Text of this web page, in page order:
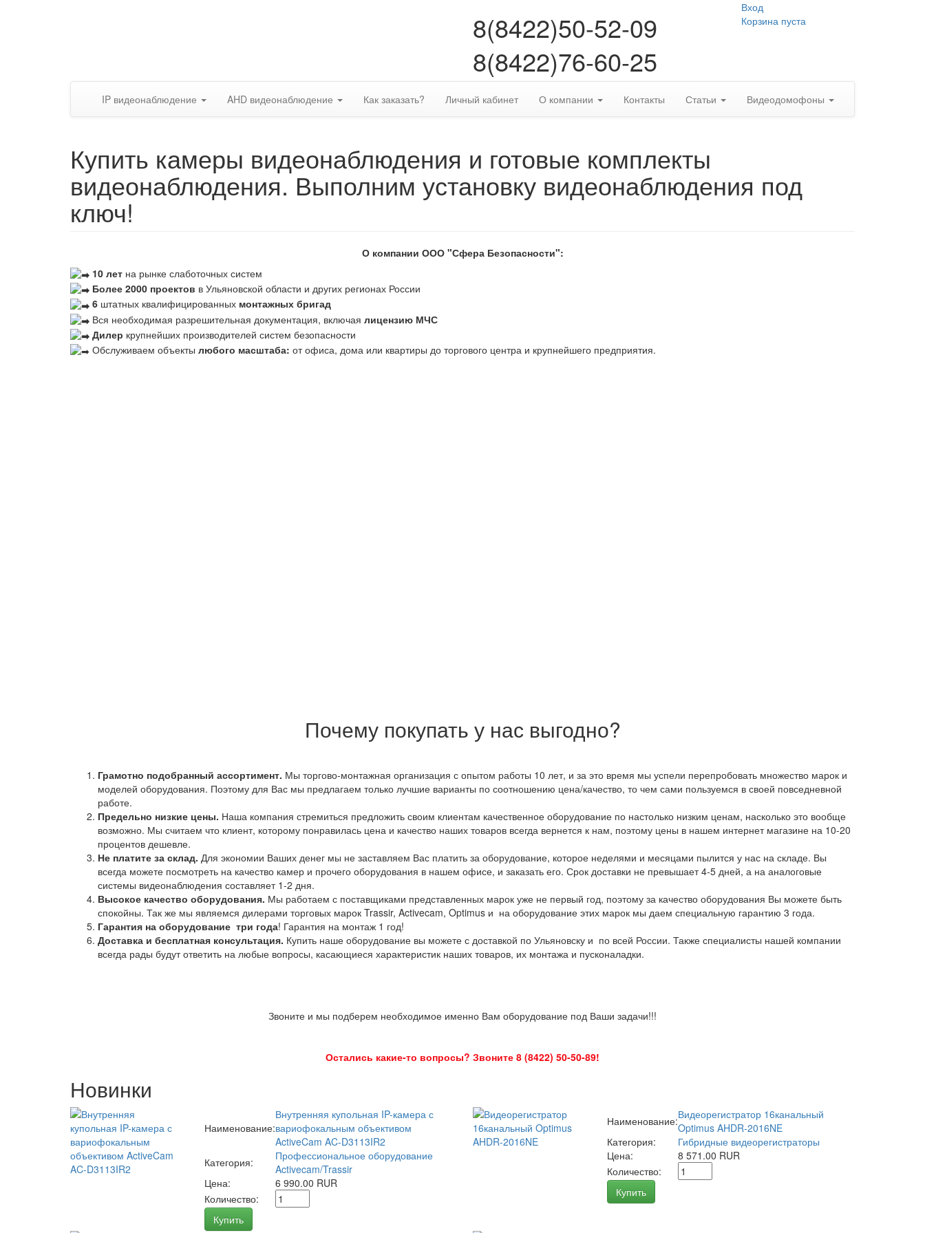
8(8422)50-52-09
8(8422)76-60-25
Вход
Корзина пуста
IP видеонаблюдение AHD видеонаблюдение Как заказать? Личный кабинет О компании Контакты Статьи Видеодомофоны
Купить камеры видеонаблюдения и готовые комплекты
видеонаблюдения. Выполним установку видеонаблюдения под
ключ!
О компании ООО "Сфера Безопасности":
10 лет на рынке слаботочных систем
Более 2000 проектов в Ульяновской области и других регионах России
6 штатных квалифицированных монтажных бригад
Вся необходимая разрешительная документация, включая лицензию МЧС
Дилер крупнейших производителей систем безопасности
Обслуживаем объекты любого масштаба: от офиса, дома или квартиры до торгового центра и крупнейшего предприятия.
Почему покупать у нас выгодно?
Грамотно подобранный ассортимент. Мы торгово-монтажная организация с опытом работы 10 лет, и за это время мы успели перепробовать множество марок и
моделей оборудования. Поэтому для Вас мы предлагаем только лучшие варианты по соотношению цена/качество, то чем сами пользуемся в своей повседневной
работе.
Предельно низкие цены. Наша компания стремиться предложить своим клиентам качественное оборудование по настолько низким ценам, насколько это вообще
возможно. Мы считаем что клиент, которому понравилась цена и качество наших товаров всегда вернется к нам, поэтому цены в нашем интернет магазине на 10-20
процентов дешевле.
Не платите за склад. Для экономии Ваших денег мы не заставляем Вас платить за оборудование, которое неделями и месяцами пылится у нас на складе. Вы
всегда можете посмотреть на качество камер и прочего оборудования в нашем офисе, и заказать его. Срок доставки не превышает 4-5 дней, а на аналоговые
системы видеонаблюдения составляет 1-2 дня.
Высокое качество оборудования. Мы работаем с поставщиками представленных марок уже не первый год, поэтому за качество оборудования Вы можете быть
спокойны. Так же мы являемся дилерами торговых марок Trassir, Activecam, Optimus и на оборудование этих марок мы даем специальную гарантию 3 года.
Гарантия на оборудование три года! Гарантия на монтаж 1 год!
Доставка и бесплатная консультация. Купить наше оборудование вы можете с доставкой по Ульяновску и по всей России. Также специалисты нашей компании
всегда рады будут ответить на любые вопросы, касающиеся характеристик наших товаров, их монтажа и пусконаладки.
Звоните и мы подберем необходимое именно Вам оборудование под Ваши задачи!!!
Остались какие-то вопросы? Звоните 8 (8422) 50-50-89!
Новинки
Наименование:
Внутренняя купольная IP-камера с
вариофокальным объективом
ActiveCam AC-D3113IR2
Категория:
Профессиональное оборудование
Activecam/Trassir
Цена:
6 990.00 RUR
Количество:
Купить
Наименование:Видеорегистратор 16канальный
Optimus AHDR-2016NE
Категория:
Гибридные видеорегистраторы
Цена:
8 571.00 RUR
Количество:
Купить